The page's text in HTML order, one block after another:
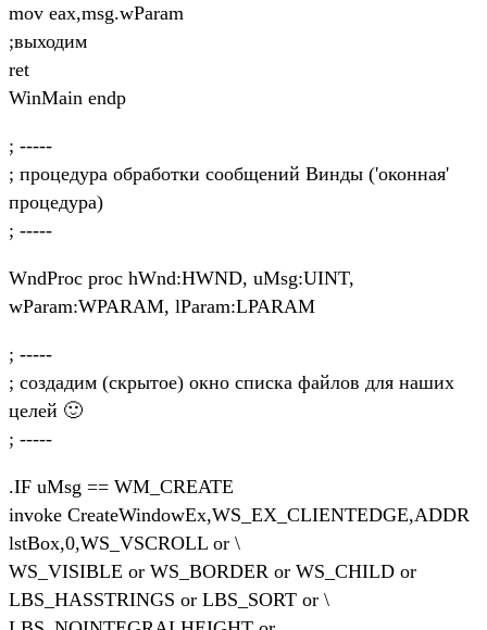
mov eax,msg.wParam
;выходим
ret
WinMain endp
; -----
; процедура обработки сообщений Винды ('оконная'
процедура)
; -----
WndProc proc hWnd:HWND, uMsg:UINT,
wParam:WPARAM, lParam:LPARAM
; -----
; создадим (скрытое) окно списка файлов для наших
целей 🙂
; -----
.IF uMsg == WM_CREATE
invoke CreateWindowEx,WS_EX_CLIENTEDGE,ADDR
lstBox,0,WS_VSCROLL or \
WS_VISIBLE or WS_BORDER or WS_CHILD or
LBS_HASSTRINGS or LBS_SORT or \